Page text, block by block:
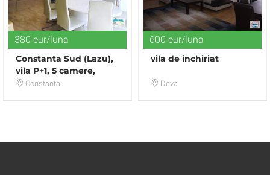
380 eur/luna
Constanta Sud (Lazu),
vila P+1, 5 camere,
mobilata, utilata
Constanta
600 eur/luna
vila de inchiriat
Deva